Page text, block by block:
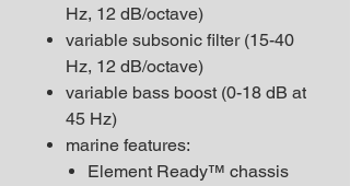
Hz, 12 dB/octave)
variable subsonic filter (15-40
Hz, 12 dB/octave)
variable bass boost (0-18 dB at
45 Hz)
marine features:
Element Ready™ chassis